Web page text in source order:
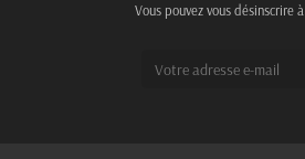
Vous pouvez vous désinscrire